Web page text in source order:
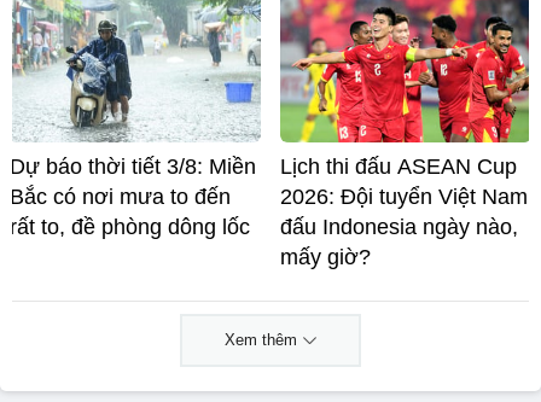
Dự báo thời tiết 3/8: Miền
Bắc có nơi mưa to đến
rất to, đề phòng dông lốc
Lịch thi đấu ASEAN Cup
2026: Đội tuyển Việt Nam
đấu Indonesia ngày nào,
mấy giờ?
Xem thêm